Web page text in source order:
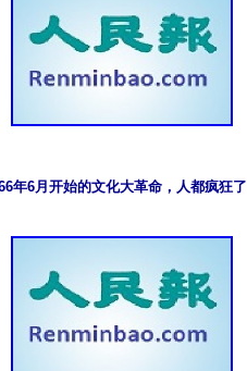
年6月开始的文化大革命，人都疯狂了